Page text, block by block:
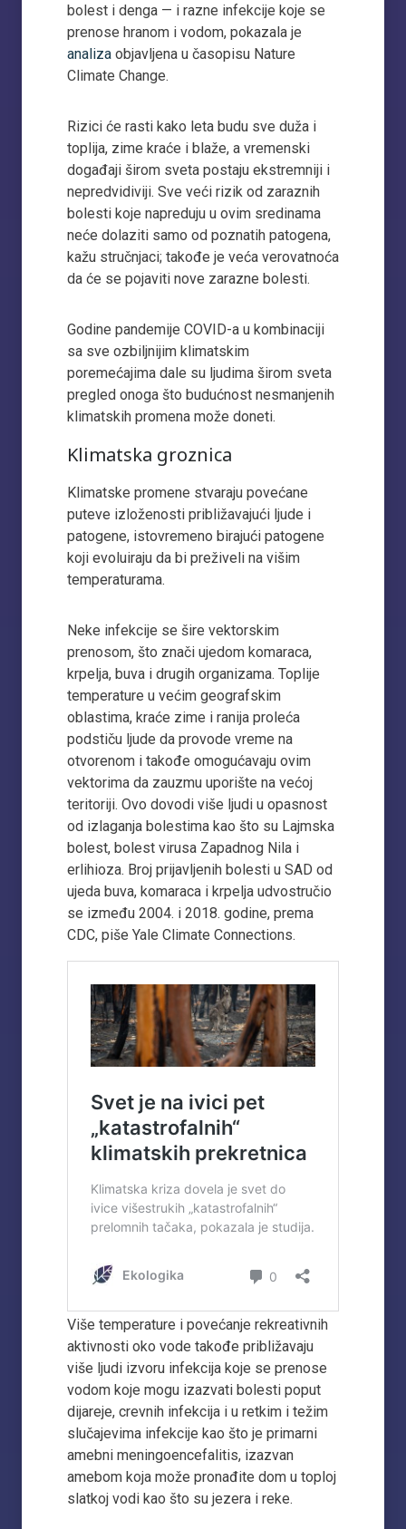
bolest i denga — i razne infekcije koje se
prenose hranom i vodom, pokazala je
analiza objavljena u časopisu Nature
Climate Change.
Rizici će rasti kako leta budu sve duža i
toplija, zime kraće i blaže, a vremenski
događaji širom sveta postaju ekstremniji i
nepredvidiviji. Sve veći rizik od zaraznih
bolesti koje napreduju u ovim sredinama
neće dolaziti samo od poznatih patogena,
kažu stručnjaci; takođe je veća verovatnoća
da će se pojaviti nove zarazne bolesti.
Godine pandemije COVID-a u kombinaciji
sa sve ozbiljnijim klimatskim
poremećajima dale su ljudima širom sveta
pregled onoga što budućnost nesmanjenih
klimatskih promena može doneti.
Klimatska groznica
Klimatske promene stvaraju povećane
puteve izloženosti približavajući ljude i
patogene, istovremeno birajući patogene
koji evoluiraju da bi preživeli na višim
temperaturama.
Neke infekcije se šire vektorskim
prenosom, što znači ujedom komaraca,
krpelja, buva i drugih organizama. Toplije
temperature u većim geografskim
oblastima, kraće zime i ranija proleća
podstiču ljude da provode vreme na
otvorenom i takođe omogućavaju ovim
vektorima da zauzmu uporište na većoj
teritoriji. Ovo dovodi više ljudi u opasnost
od izlaganja bolestima kao što su Lajmska
bolest, bolest virusa Zapadnog Nila i
erlihioza. Broj prijavljenih bolesti u SAD od
ujeda buva, komaraca i krpelja udvostručio
se između 2004. i 2018. godine, prema
CDC, piše Yale Climate Connections.
Više temperature i povećanje rekreativnih
aktivnosti oko vode takođe približavaju
više ljudi izvoru infekcija koje se prenose
vodom koje mogu izazvati bolesti poput
dijareje, crevnih infekcija i u retkim i težim
slučajevima infekcije kao što je primarni
amebni meningoencefalitis, izazvan
amebom koja može pronađite dom u toploj
slatkoj vodi kao što su jezera i reke.